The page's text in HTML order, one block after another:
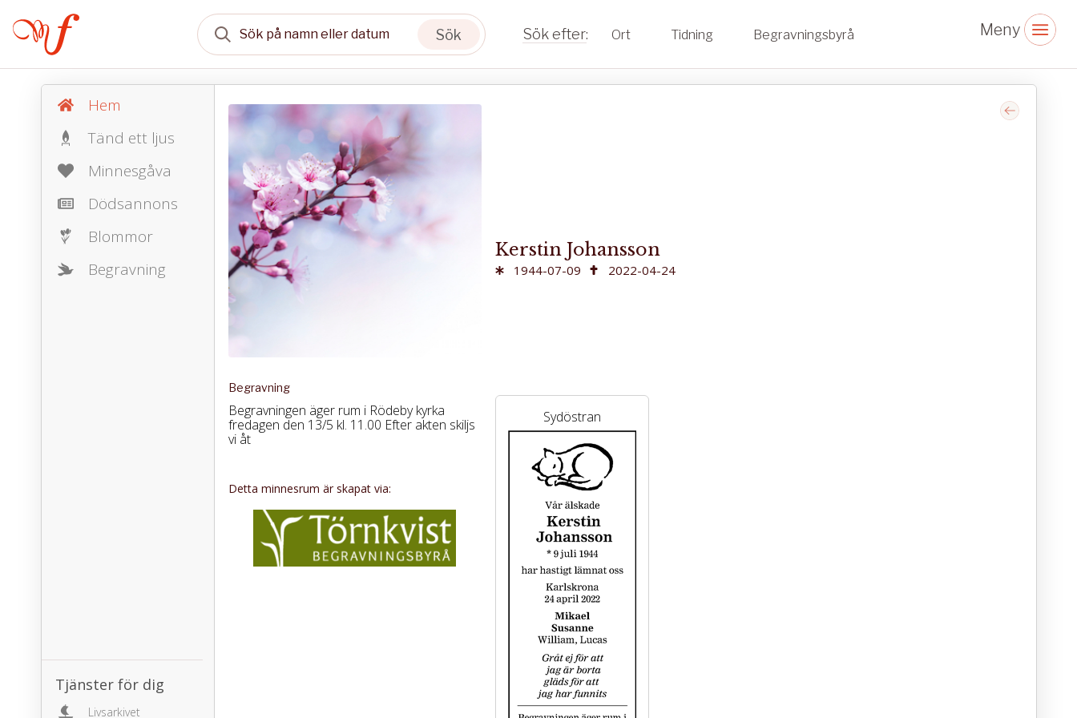
Sök Ort Tidning Begravningsbyrå
Hem
Tänd ett ljus
Minnesgåva
Dödsannons
Blommor
Begravning
Tjänster för dig
Livsarkivet
Begravning
Begravningen äger rum i Rödeby kyrka
fredagen den 13/5 kl. 11.00 Efter akten skiljs
vi åt
Detta minnesrum är skapat via:
Kerstin Johansson
1944-07-09 2022-04-24
Sydöstran